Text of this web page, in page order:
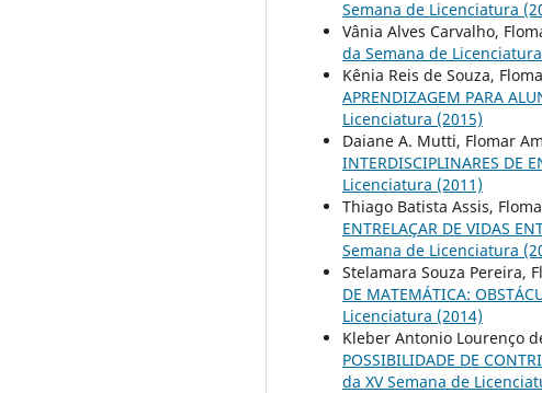
Semana de Licenciatura
Vânia Alves Carvalho,
da Semana de
Kênia Reis de Souza,
APRENDIZAGEM PARA
Licenciatura (2015)
Daiane A. Mutti, Flomar
INTERDISCIPLINARES DE
Licenciatura (2011)
Thiago Batista Assis,
ENTRELAÇAR DE VIDAS
Semana de Licenciatura
Stelamara Souza Pereira,
DE MATEMÁTICA:
Licenciatura (2014)
Kleber Antonio Lourenço
POSSIBILIDADE DE
da XV Semana de